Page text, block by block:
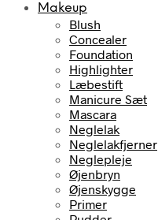
Makeup
Blush
Concealer
Foundation
Highlighter
Læbestift
Manicure Sæt
Mascara
Neglelak
Neglelakfjerner
Neglepleje
Øjenbryn
Øjenskygge
Primer